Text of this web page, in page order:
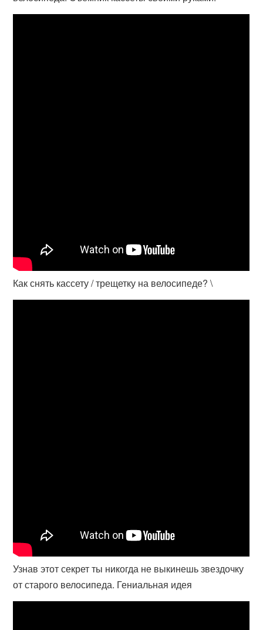
Как снять кассету / трещетку на велосипеде? \
Узнав этот секрет ты никогда не выкинешь звездочку
от старого велосипеда. Гениальная идея